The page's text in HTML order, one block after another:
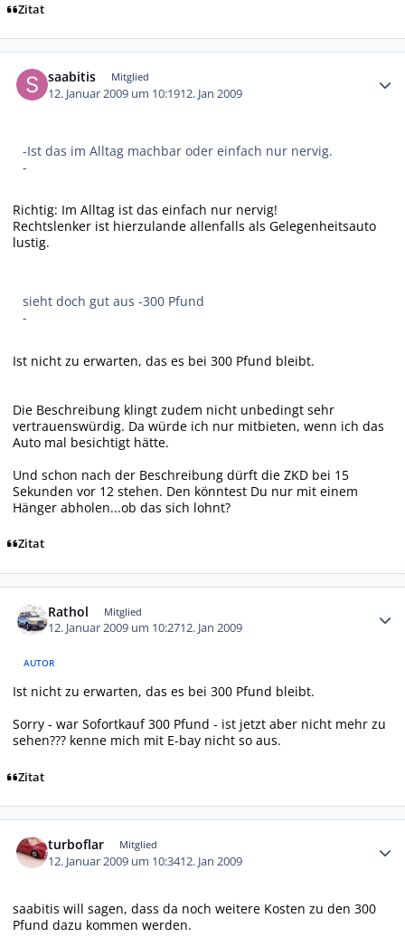
Zitat
saabitis Mitglied
12. Januar 2009 um 10:1912. Jan 2009
-Ist das im Alltag machbar oder einfach nur nervig.
-
Richtig: Im Alltag ist das einfach nur nervig!
Rechtslenker ist hierzulande allenfalls als Gelegenheitsauto
lustig.
sieht doch gut aus -300 Pfund
-
Ist nicht zu erwarten, das es bei 300 Pfund bleibt.
Die Beschreibung klingt zudem nicht unbedingt sehr
vertrauenswürdig. Da würde ich nur mitbieten, wenn ich das
Auto mal besichtigt hätte.
Und schon nach der Beschreibung dürft die ZKD bei 15
Sekunden vor 12 stehen. Den könntest Du nur mit einem
Hänger abholen...ob das sich lohnt?
Zitat
Rathol Mitglied
12. Januar 2009 um 10:2712. Jan 2009
AUTOR
Ist nicht zu erwarten, das es bei 300 Pfund bleibt.
Sorry - war Sofortkauf 300 Pfund - ist jetzt aber nicht mehr zu
sehen??? kenne mich mit E-bay nicht so aus.
Zitat
turboflar Mitglied
12. Januar 2009 um 10:3412. Jan 2009
saabitis will sagen, dass da noch weitere Kosten zu den 300
Pfund dazu kommen werden.